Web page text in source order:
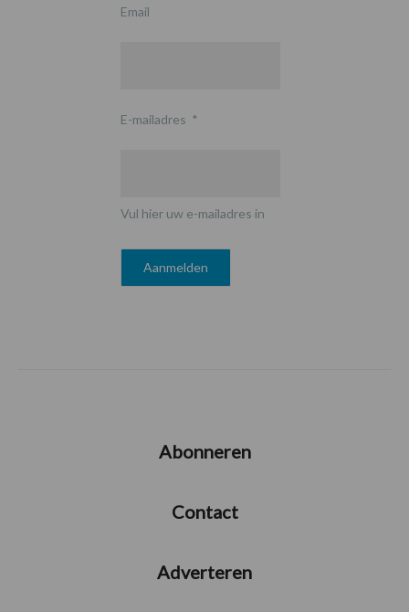
Email
E-mailadres *
Vul hier uw e-mailadres in
Abonneren
Contact
Adverteren